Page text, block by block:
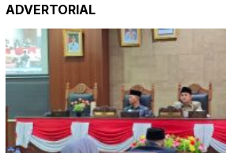
ADVERTORIAL